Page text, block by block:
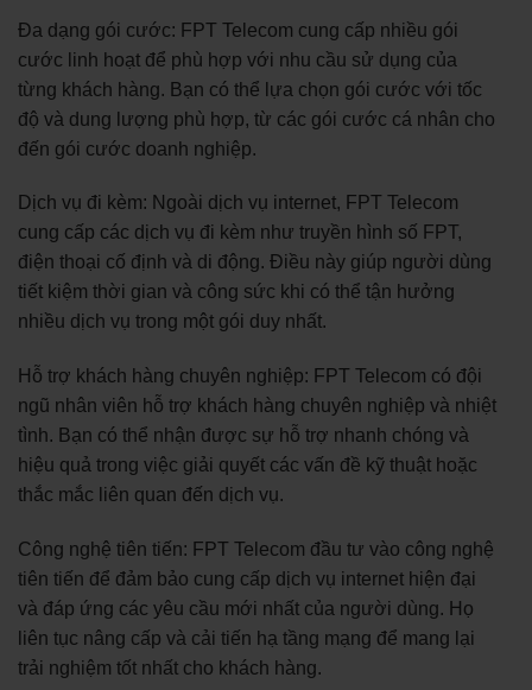
Đa dạng gói cước: FPT Telecom cung cấp nhiều gói
cước linh hoạt để phù hợp với nhu cầu sử dụng của
từng khách hàng. Bạn có thể lựa chọn gói cước với tốc
độ và dung lượng phù hợp, từ các gói cước cá nhân cho
đến gói cước doanh nghiệp.
Dịch vụ đi kèm: Ngoài dịch vụ internet, FPT Telecom
cung cấp các dịch vụ đi kèm như truyền hình số FPT,
điện thoại cố định và di động. Điều này giúp người dùng
tiết kiệm thời gian và công sức khi có thể tận hưởng
nhiều dịch vụ trong một gói duy nhất.
Hỗ trợ khách hàng chuyên nghiệp: FPT Telecom có đội
ngũ nhân viên hỗ trợ khách hàng chuyên nghiệp và nhiệt
tình. Bạn có thể nhận được sự hỗ trợ nhanh chóng và
hiệu quả trong việc giải quyết các vấn đề kỹ thuật hoặc
thắc mắc liên quan đến dịch vụ.
Công nghệ tiên tiến: FPT Telecom đầu tư vào công nghệ
tiên tiến để đảm bảo cung cấp dịch vụ internet hiện đại
và đáp ứng các yêu cầu mới nhất của người dùng. Họ
liên tục nâng cấp và cải tiến hạ tầng mạng để mang lại
trải nghiệm tốt nhất cho khách hàng.